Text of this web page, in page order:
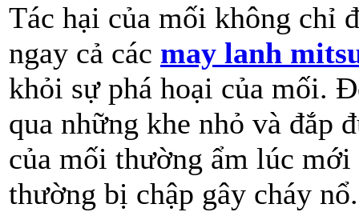
Tác hại của mối không chỉ
ngay cả các may lanh
khỏi sự phá hoại của mối.
qua những khe nhỏ và đắp
của mối thường ẩm lúc
thường bị chập gây cháy nổ.